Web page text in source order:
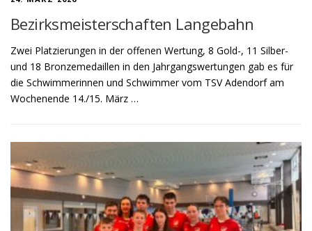
Bezirksmeisterschaften Langebahn
Zwei Platzierungen in der offenen Wertung, 8 Gold-, 11 Silber-
und 18 Bronzemedaillen in den Jahrgangswertungen gab es für
die Schwimmerinnen und Schwimmer vom TSV Adendorf am
Wochenende 14./15. März …